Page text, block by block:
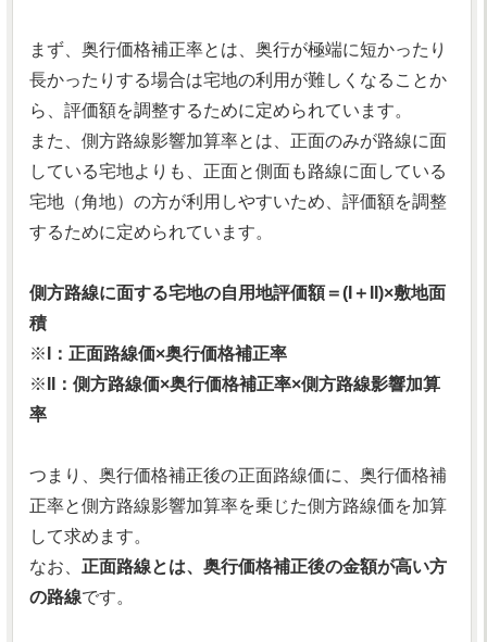
まず、奥行価格補正率とは、奥行が極端に短かったり
長かったりする場合は宅地の利用が難しくなることか
ら、評価額を調整するために定められています。
また、側方路線影響加算率とは、正面のみが路線に面
している宅地よりも、正面と側面も路線に面している
宅地（角地）の方が利用しやすいため、評価額を調整
するために定められています。
側方路線に面する宅地の自用地評価額＝(I＋II)×敷地面
積
※
I：正面路線価×奥行価格補正率
※
II：側方路線価×奥行価格補正率×側方路線影響加算
率
つまり、奥行価格補正後の正面路線価に、奥行価格補
正率と側方路線影響加算率を乗じた側方路線価を加算
して求めます。
なお、 正面路線とは、奥行価格補正後の金額が高い方
の路線です。